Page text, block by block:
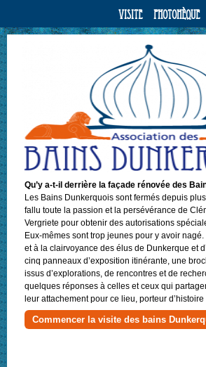
Visite Photohèque
Qu’y a-t-il derrière la façade rénovée des
Les Bains Dunkerquois sont fermés depuis
fallu toute la passion et la persévérance de
Vergriete pour obtenir des autorisations
Eux-mêmes sont trop jeunes pour y avoir
et à la clairvoyance des élus de Dunkerque et
cinq panneaux d’exposition itinérante, une
issus d’explorations, de rencontres et de
quelques réponses à celles et ceux qui
leur attachement pour ce lieu, porteur
Commencer la visite des bains